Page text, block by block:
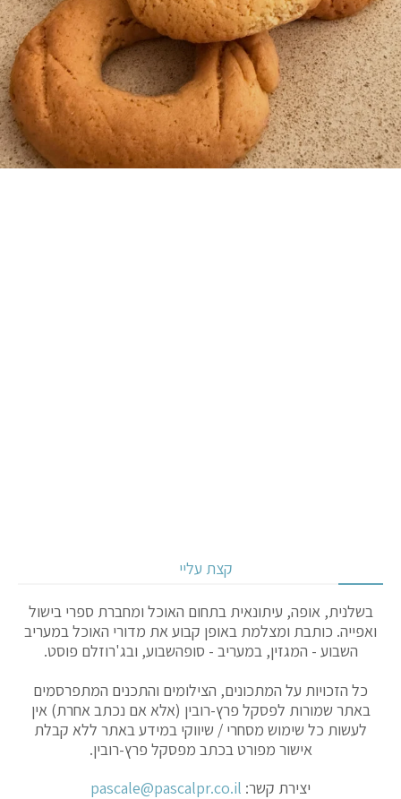
קצת עליי
בשלנית, אופה, עיתונאית בתחום האוכל ומחברת ספרי בישול
ואפייה. כותבת ומצלמת באופן קבוע את מדורי האוכל במעריב
השבוע - המגזין, במעריב - סופהשבוע, ובג'רוזלם פוסט.
כל הזכויות על המתכונים, הצילומים והתכנים המתפרסמים
באתר שמורות לפסקל פרץ-רובין (אלא אם נכתב אחרת) אין
לעשות כל שימוש מסחרי / שיווקי במידע באתר ללא קבלת
אישור מפורט בכתב מפסקל פרץ-רובין.
יצירת קשר: pascale@pascalpr.co.il